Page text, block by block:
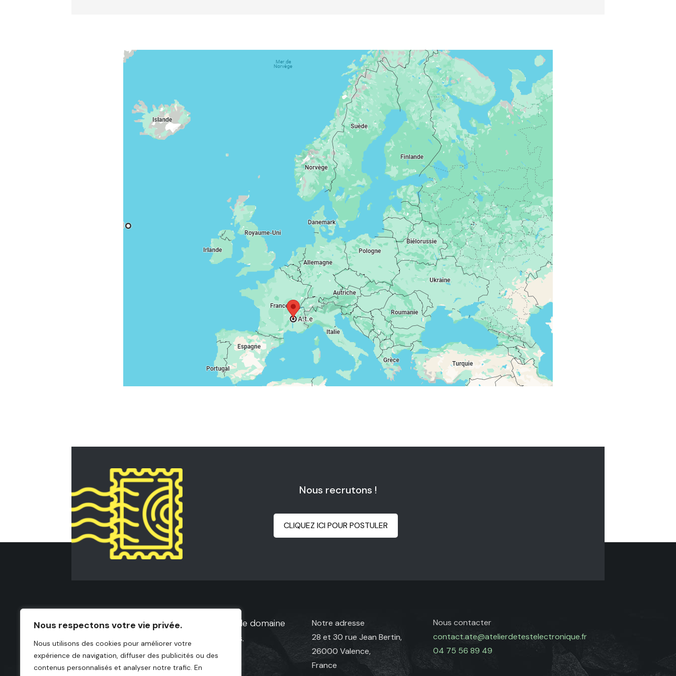
Nous respectons votre vie privée.
Nous utilisons des cookies pour améliorer votre
expérience de navigation, diffuser des publicités ou des
contenus personnalisés et analyser notre trafic. En
Nous recrutons !
CLIQUEZ ICI POUR POSTULER
ATE est une entreprise de service dans le domaine
du test automatique de cartes équipées.
Notre adresse
28 et 30 rue Jean Bertin,
26000 Valence,
France
Nous contacter
contact.ate@atelierdetestelectronique.fr
04 75 56 89 49